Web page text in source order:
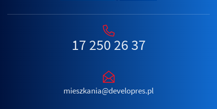
17 250 26 37
mieszkania@developres.pl